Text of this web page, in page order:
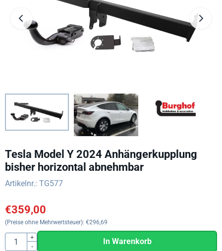
Tesla Model Y 2024 Anhängerkupplung
bisher horizontal abnehmbar
Artikelnr.: TG577
€359,00
(Preise ohne Mehrwertsteuer): €296,69
Anzahl
+
-
In Warenkorb